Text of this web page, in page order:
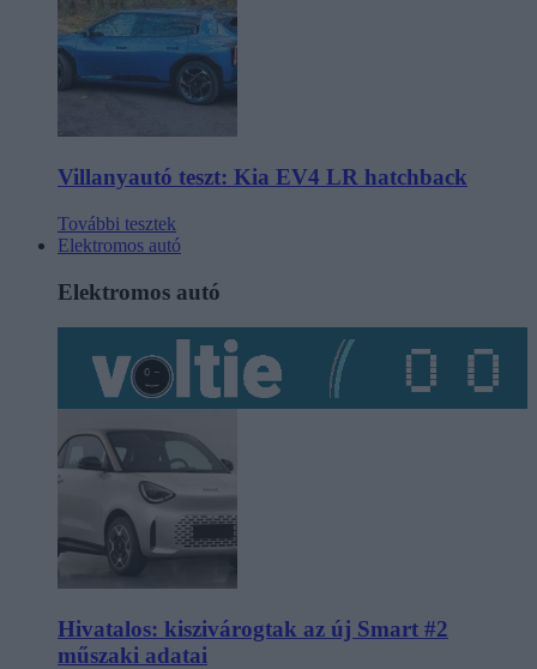
Villanyautó teszt: Kia EV4 LR hatchback
További tesztek
Elektromos autó
Elektromos autó
Hivatalos: kiszivárogtak az új Smart #2
műszaki adatai